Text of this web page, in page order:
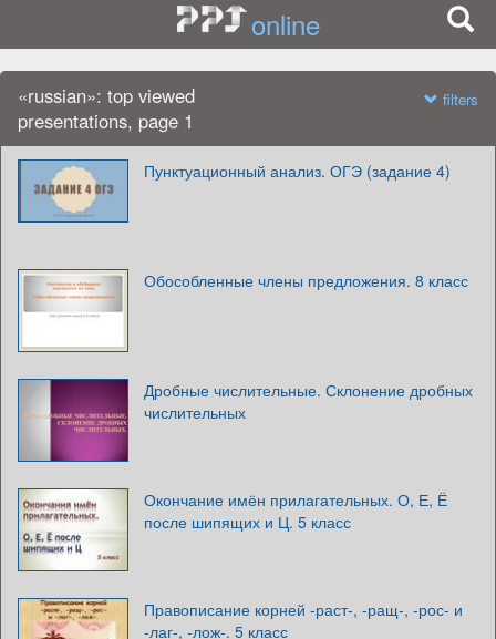
online
«russian»: top viewed
presentations, page 1
filters
Пунктуационный анализ. ОГЭ (задание 4)
Обособленные члены предложения. 8 класс
Дробные числительные. Склонение дробных
числительных
Окончание имён прилагательных. О, Е, Ё
после шипящих и Ц. 5 класс
Правописание корней -раст-, -ращ-, -рос- и
-лаг-, -лож-. 5 класс